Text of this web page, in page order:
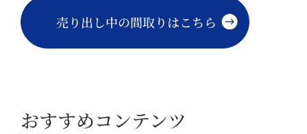
売り出し中の間取りはこちら
おすすめコンテンツ